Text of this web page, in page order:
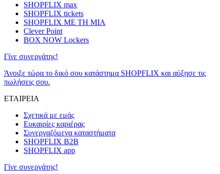
SHOPFLIX max
SHOPFLIX tickets
SHOPFLIX ΜΕ ΤΗ ΜΙΑ
Clever Point
BOX NOW Lockers
Γίνε συνεργάτης!
Άνοιξε τώρα το δικό σου κατάστημα SHOPFLIX και αύξησε τις
πωλήσεις σου.
ΕΤΑΙΡΕΙΑ
Σχετικά με εμάς
Ευκαιρίες καριέρας
Συνεργαζόμενα καταστήματα
SHOPFLIX B2B
SHOPFLIX app
Γίνε συνεργάτης!